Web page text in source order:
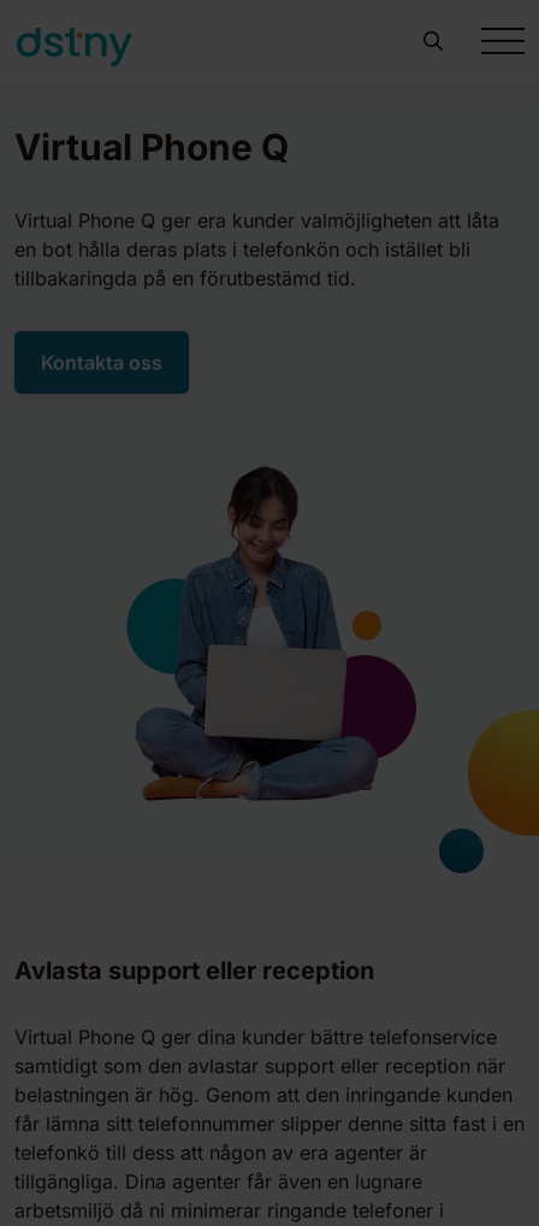
Virtual Phone Q
Virtual Phone Q ger era kunder valmöjligheten att låta
en bot hålla deras plats i telefonkön och istället bli
tillbakaringda på en förutbestämd tid.
Kontakta oss
Avlasta support eller reception
Virtual Phone Q ger dina kunder bättre telefonservice
samtidigt som den avlastar support eller reception när
belastningen är hög. Genom att den inringande kunden
får lämna sitt telefonnummer slipper denne sitta fast i en
telefonkö till dess att någon av era agenter är
tillgängliga. Dina agenter får även en lugnare
arbetsmiljö då ni minimerar ringande telefoner i